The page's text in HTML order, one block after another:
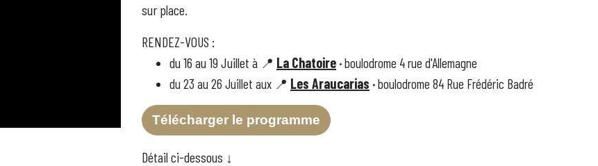
sur place.
RENDEZ-VOUS :
du 16 au 19 Juillet à 📍 La Chatoire ·boulodrome 4 rue d'Allemagne
du 23 au 26 Juillet aux 📍 Les Araucarias ·boulodrome 84 Rue Frédéric Badré
Télécharger le programme
Détail ci-dessous ↓